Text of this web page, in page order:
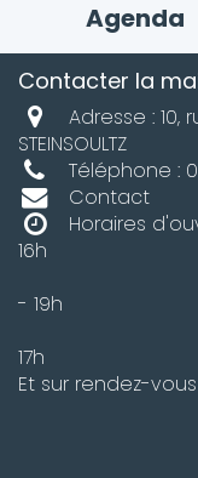
Agenda
Contacter la
Adresse : 10,
STEINSOULTZ
Téléphone :
Contact
Horaires
16h
Mardi :
- 19h
Jeudi :
17h
Et sur rendez-vous